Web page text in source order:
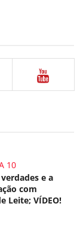
10
e a
com
Leite; VÍDEO!